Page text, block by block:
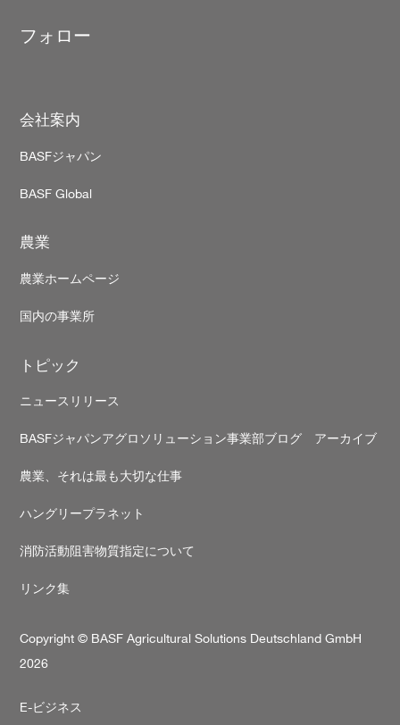
フォロー
Footer
会社案内
BASFジャパン
BASF Global
農業
農業ホームページ
国内の事業所
トピック
ニュースリリース
BASFジャパンアグロソリューション事業部ブログ アーカイブ
農業、それは最も大切な仕事
ハングリープラネット
消防活動阻害物質指定について
リンク集
Copyright © BASF Agricultural Solutions Deutschland GmbH
2026
Secondary
E-ビジネス